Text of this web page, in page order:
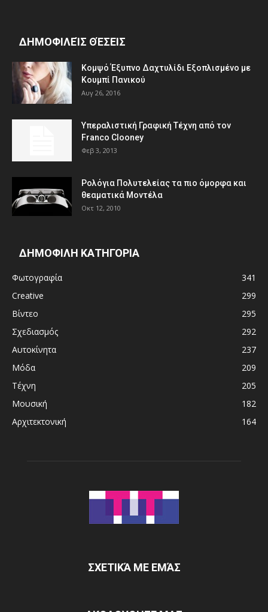
ΔΗΜΟΦΙΛΕΊΣ ΘΈΣΕΙΣ
Κομψό Έξυπνο Δαχτυλίδι Εξοπλισμένο με
Κουμπί Πανικού
Αυγ 26, 2016
Υπεραλιστική Γραφική Τέχνη από τον
Franco Clooney
Φεβ 3, 2013
Ρολόγια Πολυτελείας τα πιο όμορφα και
θεαματικά Μοντέλα
Οκτ 12, 2010
ΔΗΜΟΦΙΛΗ ΚΑΤΗΓΟΡΙΑ
Φωτογραφία
341
Creative
299
Βίντεο
295
Σχεδιασμός
292
Αυτοκίνητα
237
Μόδα
209
Τέχνη
205
Μουσική
182
Αρχιτεκτονική
164
ΣΧΕΤΙΚΆ ΜΕ ΕΜΆΣ